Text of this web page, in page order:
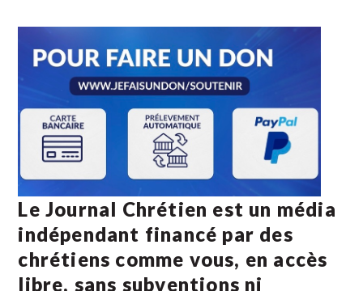
Le Journal Chrétien est un média
indépendant financé par des
chrétiens comme vous, en accès
libre, sans subventions ni